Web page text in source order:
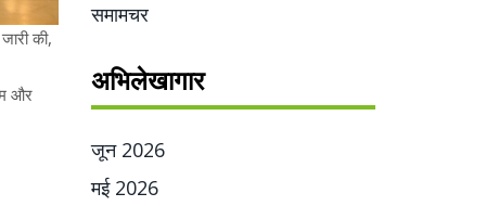
की,
और
समामचर
अभिलेखागार
जून 2026
मई 2026